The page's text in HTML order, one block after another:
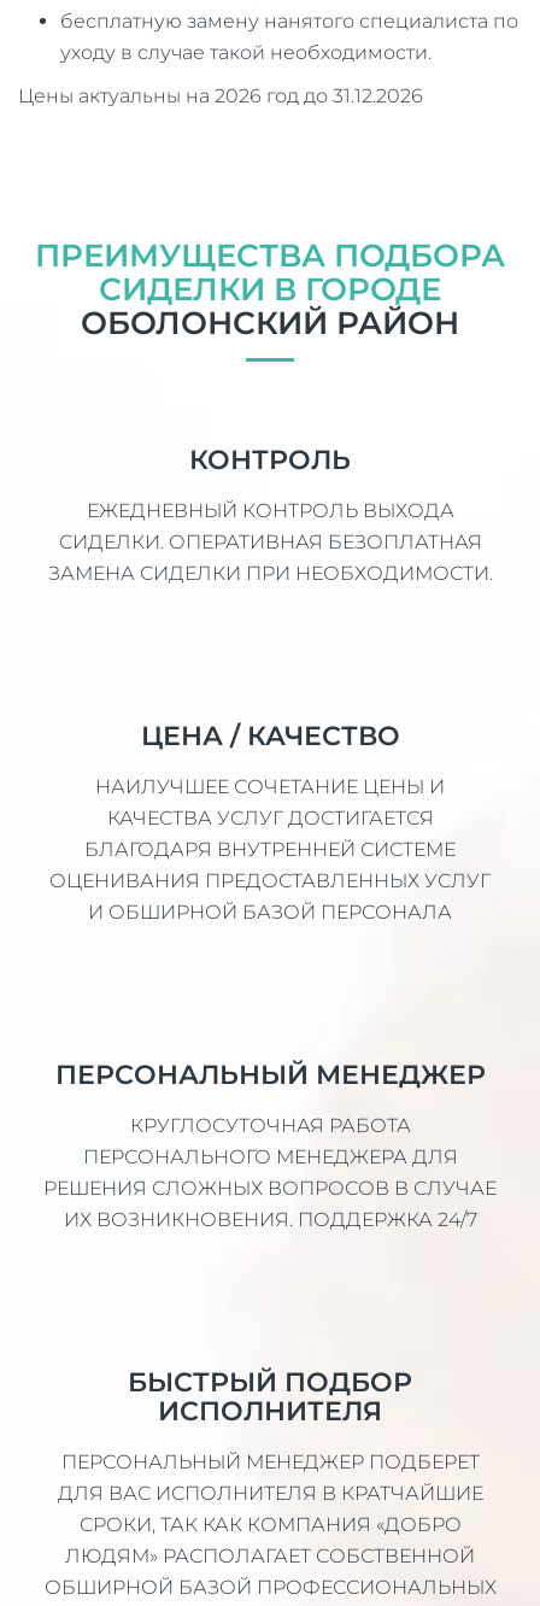
бесплатную замену нанятого специалиста по
уходу в случае такой необходимости.
Цены актуальны на 2026 год до 31.12.2026
ПРЕИМУЩЕСТВА ПОДБОРА
СИДЕЛКИ В ГОРОДЕ
ОБОЛОНСКИЙ РАЙОН
КОНТРОЛЬ
ЕЖЕДНЕВНЫЙ КОНТРОЛЬ ВЫХОДА
СИДЕЛКИ. ОПЕРАТИВНАЯ БЕЗОПЛАТНАЯ
ЗАМЕНА СИДЕЛКИ ПРИ НЕОБХОДИМОСТИ.
ЦЕНА / КАЧЕСТВО
НАИЛУЧШЕЕ СОЧЕТАНИЕ ЦЕНЫ И
КАЧЕСТВА УСЛУГ ДОСТИГАЕТСЯ
БЛАГОДАРЯ ВНУТРЕННЕЙ СИСТЕМЕ
ОЦЕНИВАНИЯ ПРЕДОСТАВЛЕННЫХ УСЛУГ
И ОБШИРНОЙ БАЗОЙ ПЕРСОНАЛА
ПЕРСОНАЛЬНЫЙ МЕНЕДЖЕР
КРУГЛОСУТОЧНАЯ РАБОТА
ПЕРСОНАЛЬНОГО МЕНЕДЖЕРА ДЛЯ
РЕШЕНИЯ СЛОЖНЫХ ВОПРОСОВ В СЛУЧАЕ
ИХ ВОЗНИКНОВЕНИЯ. ПОДДЕРЖКА 24/7
БЫСТРЫЙ ПОДБОР
ИСПОЛНИТЕЛЯ
ПЕРСОНАЛЬНЫЙ МЕНЕДЖЕР ПОДБЕРЕТ
ДЛЯ ВАС ИСПОЛНИТЕЛЯ В КРАТЧАЙШИЕ
СРОКИ, ТАК КАК КОМПАНИЯ «ДОБРО
ЛЮДЯМ» РАСПОЛАГАЕТ СОБСТВЕННОЙ
ОБШИРНОЙ БАЗОЙ ПРОФЕССИОНАЛЬНЫХ